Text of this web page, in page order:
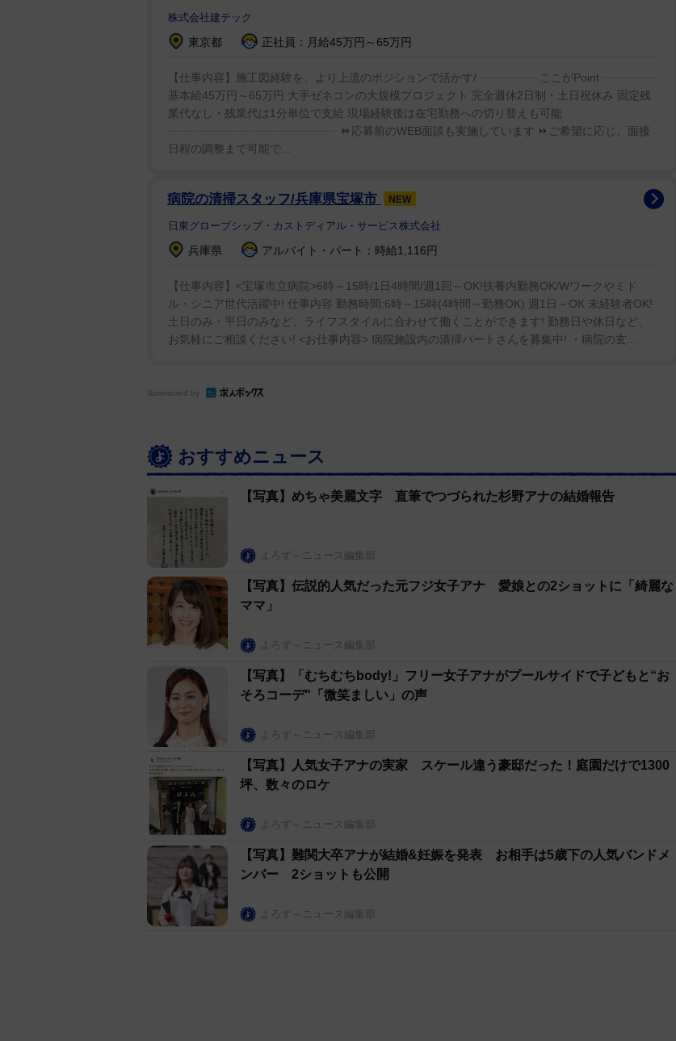
株式会社建テック
東京都 正社員：月給45万円～65万円
【仕事内容】施工図経験を、より上流のポジションで活かす/ ┈┈┈┈┈ ここがPoint ┈┈┈┈┈
基本給45万円～65万円 大手ゼネコンの大規模プロジェクト 完全週休2日制・土日祝休み 固定残
業代なし・残業代は1分単位で支給 現場経験後は在宅勤務への切り替えも可能
┈┈┈┈┈┈┈┈┈┈┈┈┈┈┈ ⏩応募前のWEB面談も実施しています ⏩ご希望に応じ、面接
日程の調整まで可能で...
病院の清掃スタッフ/兵庫県宝塚市 NEW
日東グローブシップ・カストディアル・サービス株式会社
兵庫県 アルバイト・パート：時給1,116円
【仕事内容】<宝塚市立病院>6時～15時/1日4時間/週1回～OK!扶養内勤務OK/Wワークやミド
ル・シニア世代活躍中! 仕事内容 勤務時間:6時～15時(4時間～勤務OK) 週1日～OK 未経験者OK!
土日のみ・平日のみなど、ライフスタイルに合わせて働くことができます! 勤務日や休日など、
お気軽にご相談ください! <お仕事内容> 病院施設内の清掃パートさんを募集中! ・病院の玄...
Sponsored by
おすすめニュース
【写真】めちゃ美麗文字 直筆でつづられた杉野アナの結婚報告
よろず～ニュース編集部
【写真】伝説的人気だった元フジ女子アナ 愛娘との2ショットに「綺麗な
ママ」
よろず～ニュース編集部
【写真】「むちむちbody!」フリー女子アナがプールサイドで子どもと“お
そろコーデ"「微笑ましい」の声
よろず～ニュース編集部
【写真】人気女子アナの実家 スケール違う豪邸だった！庭園だけで1300
坪、数々のロケ
よろず～ニュース編集部
【写真】難関大卒アナが結婚&妊娠を発表 お相手は5歳下の人気バンドメ
ンバー 2ショットも公開
よろず～ニュース編集部